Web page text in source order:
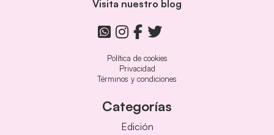
Visita nuestro blog
Política de cookies
Privacidad
Términos y condiciones
Categorías
Edición